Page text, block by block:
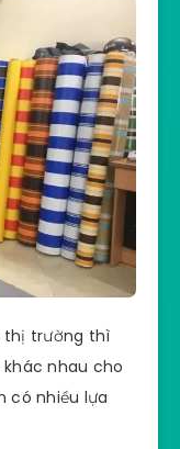
thị trường thì
nhau cho
có nhiều lựa